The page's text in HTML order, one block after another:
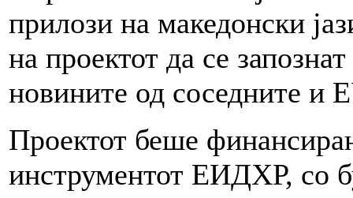
прилози на македонски
на проектот да се
новините од соседните и
Проектот беше
инструментот ЕИДХР, со